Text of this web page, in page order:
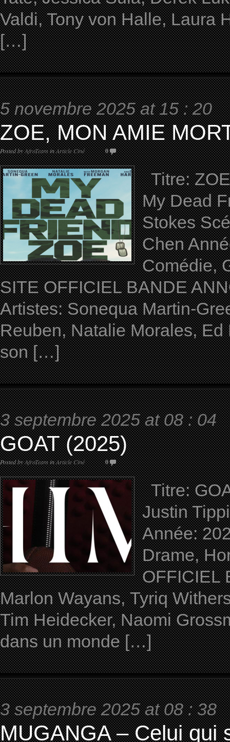
Valdi, Tony von Halle, Laura
[…]
5 novembre 2025 at 15 : 20
ZOE, MON AMIE
Posted byAfroTeaminArticle Ciné 0
Titre:
My Dead
Stokes
Chen
Comédie,
SITE OFFICIEL BANDE
Artistes: Sonequa Martin-
Reuben, Natalie Morales,
son […]
3 septembre 2025 at 08 : 04
GOAT (2025)
Posted byAfroTeaminArticle Ciné 0
Titre:
Justin
Année:
Drame,
OFFICIEL
Marlon Wayans, Tyriq
Tim Heidecker, Naomi
dans un monde […]
3 septembre 2025 at 08 : 38
MUGANGA – Celui qui